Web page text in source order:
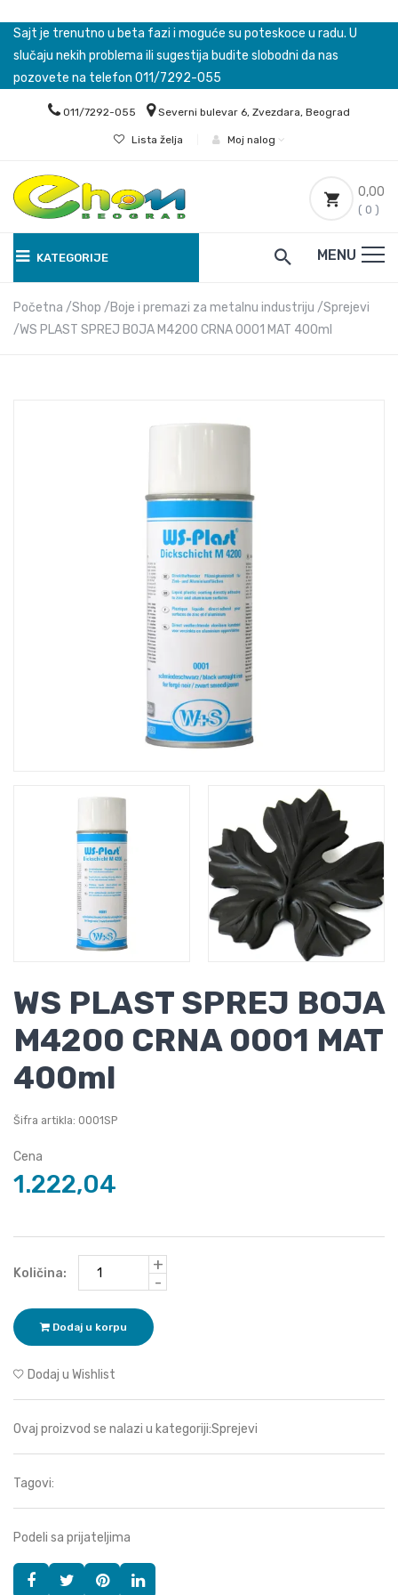
Sajt je trenutno u beta fazi i moguće su poteskoce u radu. U
slučaju nekih problema ili sugestija budite slobodni da nas
pozovete na telefon 011/7292-055
011/7292-055 Severni bulevar 6, Zvezdara, Beograd
Lista želja Moj nalog
0,00
( 0 )
KATEGORIJE MENU
Početna Shop Boje i premazi za metalnu industriju
Sprejevi
WS PLAST SPREJ BOJA M4200 CRNA 0001 MAT 400ml
WS PLAST SPREJ BOJA
M4200 CRNA 0001 MAT
400ml
Šifra artikla: 0001SP
Cena
1.222,04
Količina:
+
-
Dodaj u korpu
Dodaj u Wishlist
Ovaj proizvod se nalazi u kategoriji:Sprejevi
Tagovi:
Podeli sa prijateljima